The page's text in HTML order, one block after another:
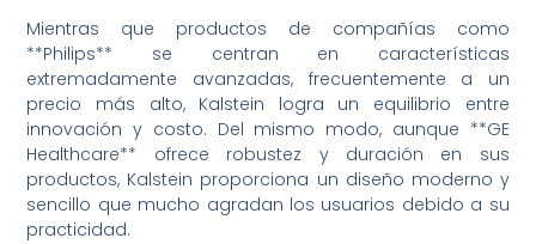
Mientras que productos de compañías como
**Philips** se centran en características
extremadamente avanzadas, frecuentemente a un
precio más alto, Kalstein logra un equilibrio entre
innovación y costo. Del mismo modo, aunque **GE
Healthcare** ofrece robustez y duración en sus
productos, Kalstein proporciona un diseño moderno y
sencillo que mucho agradan los usuarios debido a su
practicidad.